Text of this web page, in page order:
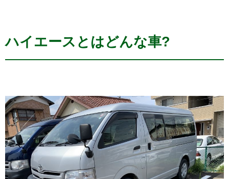
ハイエースとはどんな車?